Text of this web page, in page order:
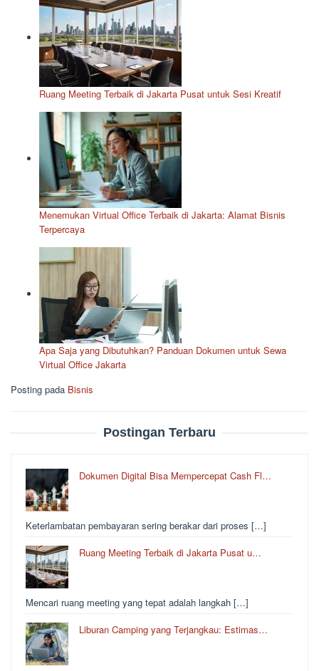
Ruang Meeting Terbaik di Jakarta Pusat untuk Sesi Kreatif
Menemukan Virtual Office Terbaik di Jakarta: Alamat Bisnis
Terpercaya
Apa Saja yang Dibutuhkan? Panduan Dokumen untuk Sewa
Virtual Office Jakarta
Posting pada Bisnis
Postingan Terbaru
Dokumen Digital Bisa Mempercepat Cash Fl…
Keterlambatan pembayaran sering berakar dari proses […]
Ruang Meeting Terbaik di Jakarta Pusat u…
Mencari ruang meeting yang tepat adalah langkah […]
Liburan Camping yang Terjangkau: Estimas…